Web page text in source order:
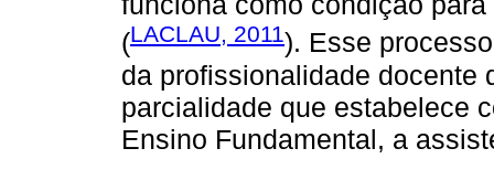
(LACLAU, 2011). Esse
da profissionalidade docente
parcialidade que estabelece
Ensino Fundamental, a